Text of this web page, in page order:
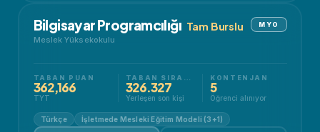
Bilgisayar Programcılığı Tam Burslu
Meslek Yüksekokulu
MYO
TABAN PUAN
362,166
TYT
326.327
Yerleşen son kişi
KONTENJAN
5
Öğrenci alınıyor
Türkçe İşletmede Mesleki Eğitim Modeli (3+1)